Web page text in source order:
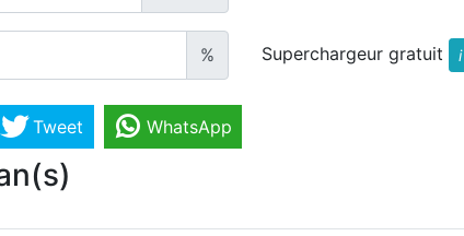
% Superchargeur gratuit i
Tweet WhatsApp